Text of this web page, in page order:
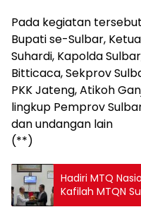
Pada kegiatan
Bupati se-Sulbar,
Suhardi, Kapolda
Bitticaca, Sekprov
PKK Jateng, Atikoh
lingkup Pemprov
dan undangan lain
(**)
Hadiri MTQ
Kafilah MTQN